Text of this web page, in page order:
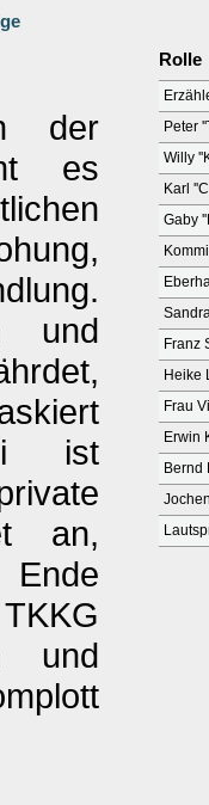
der
es
und
ist
an,
Ende
und
Rolle
Peter
Willy
Karl
Gaby
Franz
Heike
Frau
Erwin
Bernd